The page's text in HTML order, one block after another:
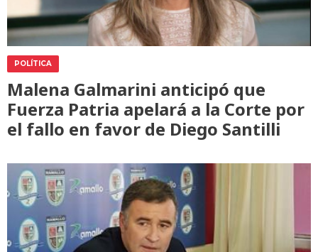
POLÍTICA
Malena Galmarini anticipó que
Fuerza Patria apelará a la Corte por
el fallo en favor de Diego Santilli